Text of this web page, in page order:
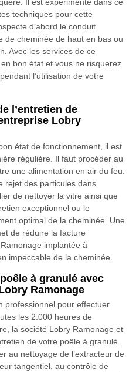
Il est expérimenté dans ce
techniques pour cette
d’abord le conduit.
de cheminée de haut en bas ou
Avec les services de ce
bon état et vous ne risquerez
l’utilisation de votre
l’entretien de
Lobry
état de fonctionnement, il est
régulière. Il faut procéder au
une alimentation en air du feu.
rejet des particules dans
de nettoyer la vitre ainsi que
exceptionnel ou le
optimal de la cheminée. Une
de réduire la facture
implantée à
impeccable de la cheminée.
à granulé avec
Ramonage
professionnel pour effectuer
les 2.000 heures de
la société Lobry Ramonage et
de votre poêle à granulé.
au nettoyage de l’extracteur de
tangentiel, au contrôle de